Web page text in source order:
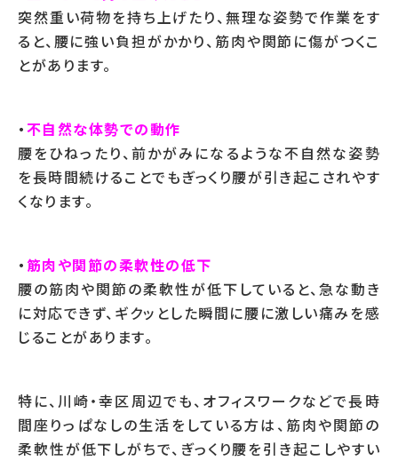
突然重い荷物を持ち上げたり、無理な姿勢で作業をす
ると、腰に強い負担がかかり、筋肉や関節に傷がつくこ
とがあります。
・不自然な体勢での動作
腰をひねったり、前かがみになるような不自然な姿勢
を長時間続けることでもぎっくり腰が引き起こされやす
くなります。
・筋肉や関節の柔軟性の低下
腰の筋肉や関節の柔軟性が低下していると、急な動き
に対応できず、ギクッとした瞬間に腰に激しい痛みを感
じることがあります。
特に、川崎・幸区周辺でも、オフィスワークなどで長時
間座りっぱなしの生活をしている方は、筋肉や関節の
柔軟性が低下しがちで、ぎっくり腰を引き起こしやすい